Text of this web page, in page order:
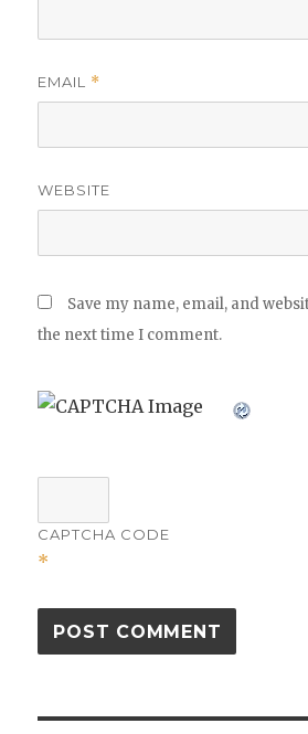
EMAIL *
WEBSITE
Save my name, email, and
the next time I comment.
CAPTCHA CODE
*